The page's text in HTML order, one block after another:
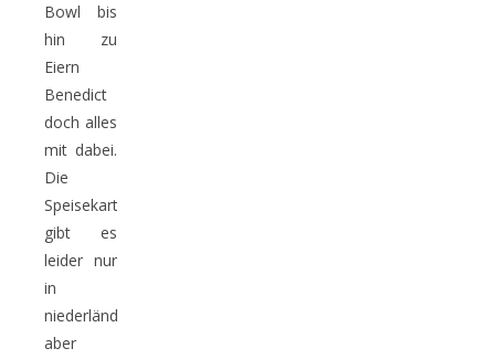
Bowl bis
hin zu
Eiern
Benedict
doch alles
mit dabei.
Die
Speisekarte
gibt es
leider nur
in
niederländisch,
aber